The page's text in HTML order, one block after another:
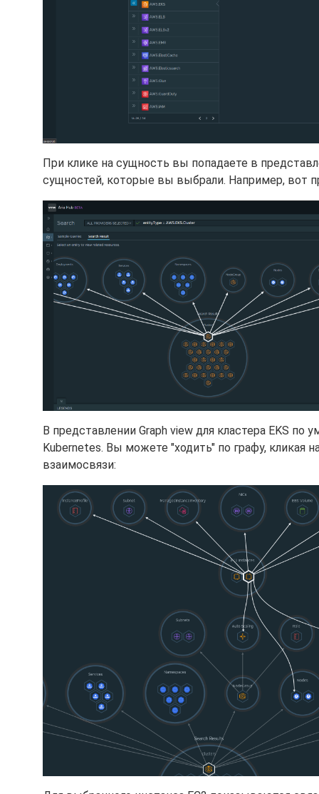
При клике на сущность вы попадаете в
сущностей, которые вы выбрали. Например, вот
В представлении Graph view для кластера EKS
Kubernetes. Вы можете "ходить" по графу, кликая
взаимосвязи: